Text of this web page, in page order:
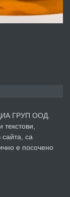
на Ангел
преди 1 година
ГРУП ООД.
са
е посочено